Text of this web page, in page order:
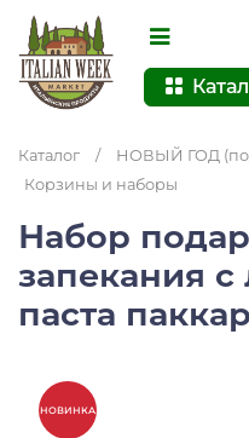
Каталог / НОВЫЙ ГОД
Корзины и наборы
Набор
запекания
паста
НОВИНКА